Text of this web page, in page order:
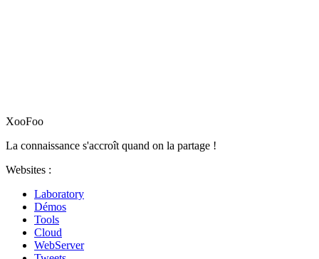
XooFoo
La connaissance s'accroît quand on la partage !
Websites :
Laboratory
Démos
Tools
Cloud
WebServer